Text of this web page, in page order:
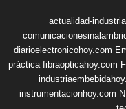
actualidad-
diarioelectronicohoy.com
práctica fibraopticahoy.com
instrumentacionhoy.com